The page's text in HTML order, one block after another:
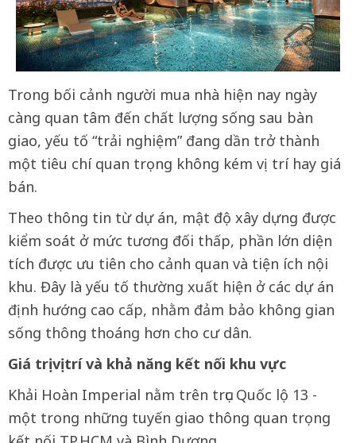
Trong bối cảnh người mua nhà hiện nay ngày
càng quan tâm đến chất lượng sống sau bàn
giao, yếu tố “trải nghiệm” đang dần trở thành
một tiêu chí quan trọng không kém vị trí hay giá
bán.
Theo thông tin từ dự án, mật độ xây dựng được
kiểm soát ở mức tương đối thấp, phần lớn diện
tích được ưu tiên cho cảnh quan và tiện ích nội
khu. Đây là yếu tố thường xuất hiện ở các dự án
định hướng cao cấp, nhằm đảm bảo không gian
sống thông thoáng hơn cho cư dân.
Giá trị vị trí và khả năng kết nối khu vực
Khải Hoàn Imperial nằm trên trục Quốc lộ 13 -
một trong những tuyến giao thông quan trọng